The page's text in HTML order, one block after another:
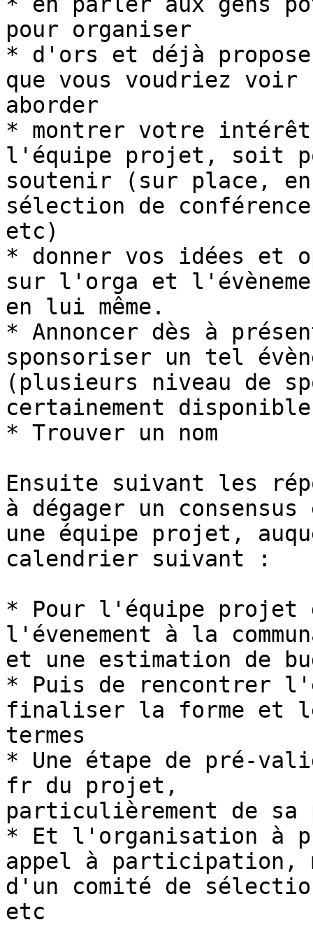
pour organiser
* d'ors et déjà
que vous voudriez voir
aborder
* montrer votre
l'équipe projet, soit
soutenir (sur place,
sélection de
etc)
* donner vos idées et
sur l'orga et
en lui même.
* Annoncer dès à
sponsoriser un tel
(plusieurs niveau de
certainement
* Trouver un nom
Ensuite suivant les
à dégager un
une équipe projet,
calendrier suivant :
* Pour l'équipe projet
l'évenement à la
et une estimation de
* Puis de rencontrer
finaliser la forme et
termes
* Une étape de pré-
fr du projet,
particulièrement de
* Et l'organisation à
appel à participation,
d'un comité de
etc